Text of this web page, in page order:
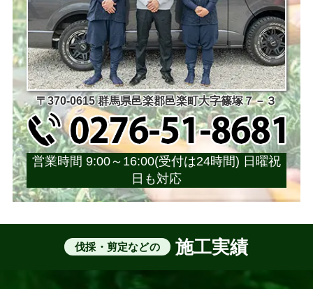
〒370-0615 群馬県邑楽郡邑楽町大字篠塚７－３
営業時間 9:00～16:00(受付は24時間) 日曜祝
日も対応
伐採・剪定などの 施工実績